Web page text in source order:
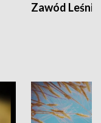
Zawód Leśnik